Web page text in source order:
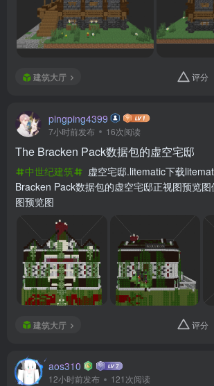
建筑大厅 评分
pingping4399
7小时前发布 16次阅读
The Bracken Pack数据包的虚空宅邸
中世纪建筑
虚空宅邸.litematic下载
Bracken Pack数据包的虚空宅邸正视图预览
图预览图
建筑大厅 评分
aos310
12小时前发布 121次阅读